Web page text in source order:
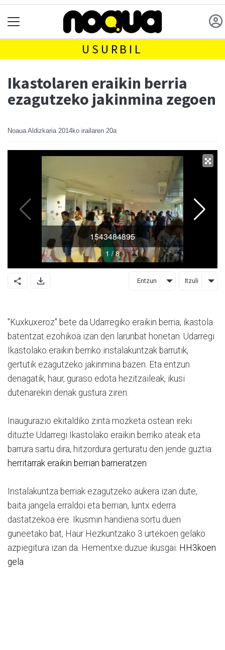
USURBIL
Ikastolaren eraikin berria
ezagutzeko jakinmina zegoen
Noaua Aldizkaria 2014ko irailaren 20a
Entzun Itzuli
"Kuxkuxeroz" bete da Udarregiko eraikin berria, ikastola
batentzat ezohikoa izan den larunbat honetan. Udarregi
Ikastolako eraikin berriko instalakuntzak barrutik,
gertutik ezagutzeko jakinmina bazen. Eta entzun
denagatik, haur, guraso edota hezitzaileak, ikusi
dutenarekin denak gustura ziren.
Inaugurazio ekitaldiko zinta mozketa ostean ireki
dituzte Udarregi Ikastolako eraikin berriko ateak eta
barrura sartu dira, hitzordura gerturatu den jende guztia:
herritarrak eraikin berrian barneratzen
Instalakuntza berriak ezagutzeko aukera izan dute,
baita jangela erraldoi eta berrian, luntx ederra
dastatzekoa ere. Ikusmin handiena sortu duen
guneetako bat, Haur Hezkuntzako 3 urtekoen gelako
azpiegitura izan da. Hementxe duzue ikusgai: HH3koen
gela